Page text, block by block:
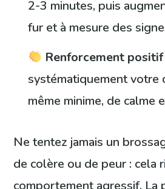
2-3 minutes, puis
fur et à mesure des
Renforcement positif
systématiquement votre
même minime, de calme
Ne tentez jamais un
de colère ou de peur : cela
comportement agressif. La